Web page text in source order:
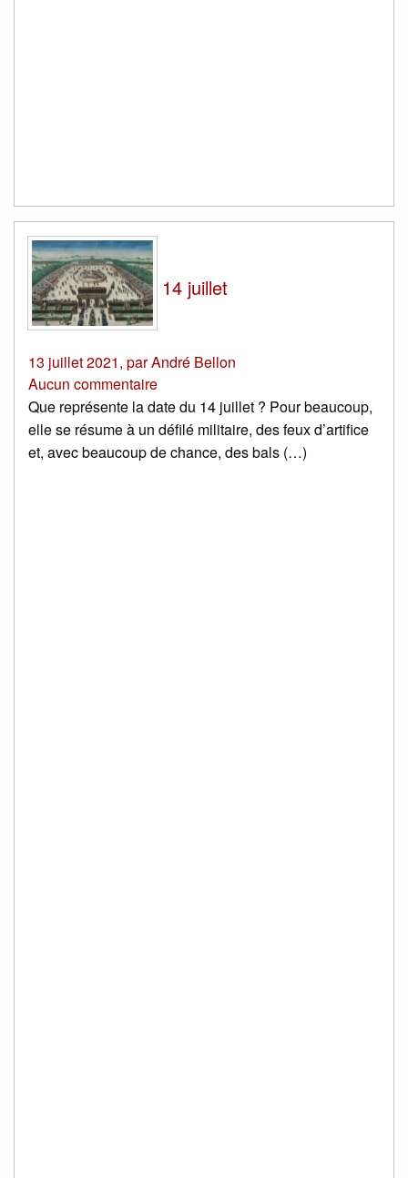
14 juillet
13 juillet 2021, parAndré Bellon
Aucun commentaire
Que représente la date du 14 juillet ? Pour beaucoup,
elle se résume à un défilé militaire, des feux d’artifice
et, avec beaucoup de chance, des bals (…)